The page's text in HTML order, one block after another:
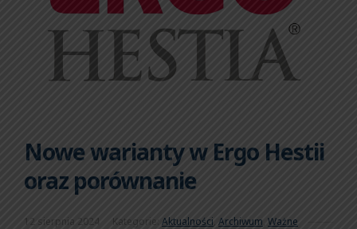
Nowe warianty w Ergo Hestii
oraz porównanie
12 sierpnia 2024 Kategorie: Aktualności, Archiwum Ważne